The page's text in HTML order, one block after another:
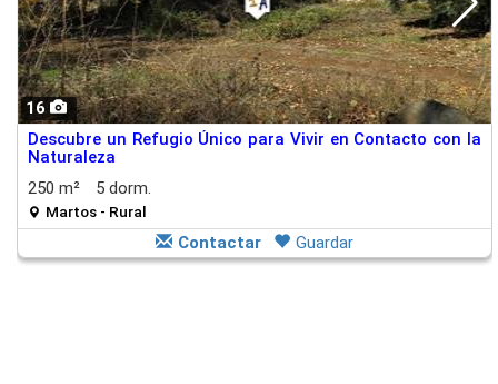
16
Descubre un Refugio Único para Vivir en Contacto con la
Naturaleza
250 m²
5 dorm.
Martos - Rural
Contactar Guardar